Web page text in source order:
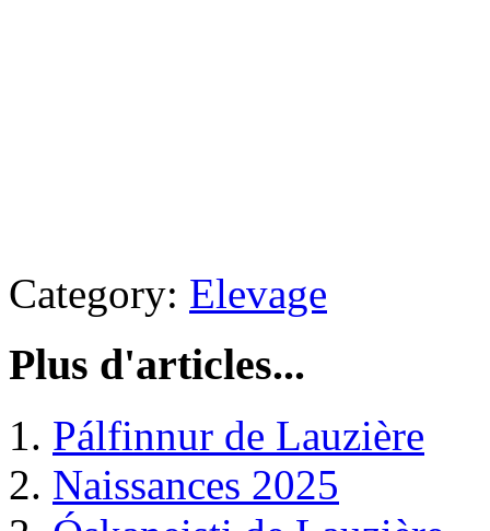
Category: Elevage
Plus d'articles...
Pálfinnur de Lauzière
Naissances 2025